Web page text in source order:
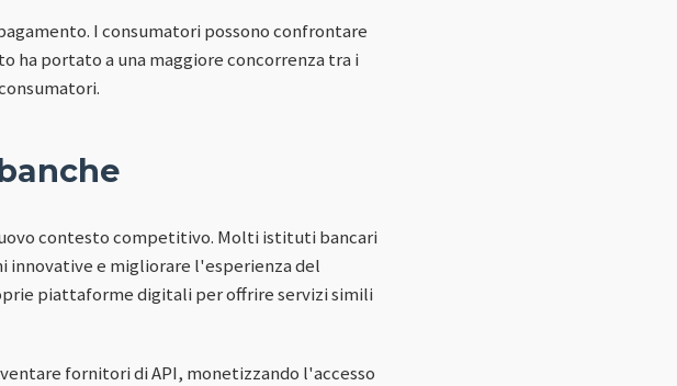
I consumatori possono confrontare
ha portato a una maggiore concorrenza tra i
contesto competitivo. Molti istituti bancari
innovative e migliorare l'esperienza del
piattaforme digitali per offrire servizi simili
fornitori di API, monetizzando l'accesso